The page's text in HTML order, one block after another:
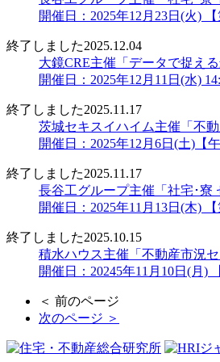
開催日：2025年12月23日(火)
終了しました2025.12.04
大鏡CRE主催「データで捉え
開催日：2025年12月11日(水)
終了しました2025.11.17
茨城セキスイハイム主催「不
開催日：2025年12月6日(土)【
終了しました2025.11.17
長谷工グループ主催「社宅･寮
開催日：2025年11月13日(木)
終了しました2025.10.15
積水ハウス主催「不動産市況
開催日：20245年11月10日(月)
＜ 前のページ
次のページ ＞